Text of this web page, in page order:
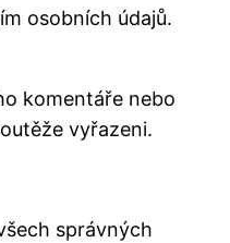
osobních údajů.
komentáře nebo
vyřazeni.
správných